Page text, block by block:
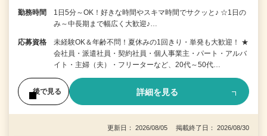
勤務時間
1日5分～OK！好きな時間やスキマ時間でサクッと♪ ☆1日の
み～中長期まで幅広く大歓迎♪…
応募資格
未経験OK＆年齢不問！夏休みの1回きり・単発も大歓迎！ ★
会社員・派遣社員・契約社員・個人事業主・パート・アルバ
イト・主婦（夫）・フリーターなど、20代～50代…
後で見る 詳細を見る
更新日： 2026/08/05 掲載終了日： 2026/08/30